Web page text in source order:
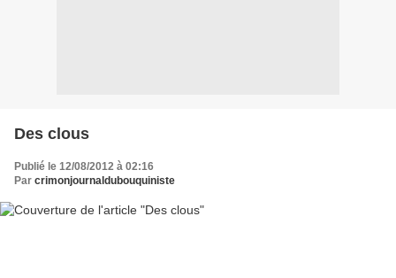
Des clous
Publié le 12/08/2012 à 02:16
Par crimonjournaldubouquiniste